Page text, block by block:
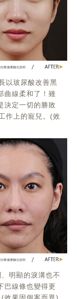
以玻尿酸改善黑
曲線柔和了！雖
決定一切的勝敗
作上的寵兒。(效
明顯的淚溝也不
巴線條也變得更
效果因個案而異)